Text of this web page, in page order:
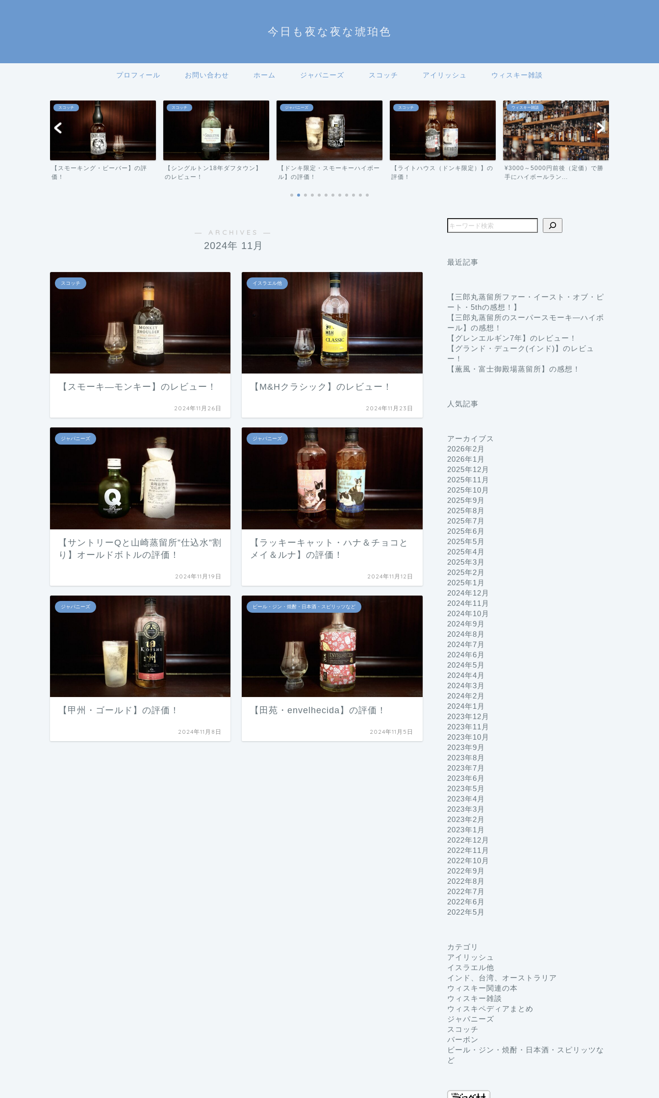
今日も夜な夜な琥珀色
プロフィール お問い合わせ ホーム ジャパニーズ スコッチ アイリッシュ ウィスキー雑談
スコッチ
【シングルトン18年ダフタウン】
のレビュー！
ジャパニーズ
【ドンキ限定・スモーキーハイボー
ル】の評価！
スコッチ
【ライトハウス（ドンキ限定）】の
評価！
ウィスキー雑談
¥3000～5000円前後（定価）で勝
手にハイボールラン...
ジャパニーズ
【十年明（三郎丸蒸留所)】の評
価！
― ARCHIVES ―
2024年 11月
スコッチ
【スモーキ―モンキー】のレビュー！
2024年11月26日
イスラエル他
【M&Hクラシック】のレビュー！
2024年11月23日
ジャパニーズ
【サントリーQと山崎蒸留所”仕込水”割
り】オールドボトルの評価！
2024年11月19日
ジャパニーズ
【ラッキーキャット・ハナ＆チョコと
メイ＆ルナ】の評価！
2024年11月12日
ジャパニーズ
【甲州・ゴールド】の評価！
2024年11月8日
ビール・ジン・焼酎・日本酒・スピリッツなど
【田苑・envelhecida】の評価！
2024年11月5日
最近記事
【三郎丸蒸留所ファー・イースト・オブ・ピ
ート・5thの感想！】
【三郎丸蒸留所のスーパースモーキ―ハイボ
ール】の感想！
【グレンエルギン7年】のレビュー！
【グランド・デューク(インド)】のレビュ
ー！
【薫風・富士御殿場蒸留所】の感想！
人気記事
アーカイブス
2026年2月
2026年1月
2025年12月
2025年11月
2025年10月
2025年9月
2025年8月
2025年7月
2025年6月
2025年5月
2025年4月
2025年3月
2025年2月
2025年1月
2024年12月
2024年11月
2024年10月
2024年9月
2024年8月
2024年7月
2024年6月
2024年5月
2024年4月
2024年3月
2024年2月
2024年1月
2023年12月
2023年11月
2023年10月
2023年9月
2023年8月
2023年7月
2023年6月
2023年5月
2023年4月
2023年3月
2023年2月
2023年1月
2022年12月
2022年11月
2022年10月
2022年9月
2022年8月
2022年7月
2022年6月
2022年5月
カテゴリ
アイリッシュ
イスラエル他
インド、台湾、オーストラリア
ウィスキー関連の本
ウィスキー雑談
ウィスキペディアまとめ
ジャパニーズ
スコッチ
バーボン
ビール・ジン・焼酎・日本酒・スピリッツな
ど